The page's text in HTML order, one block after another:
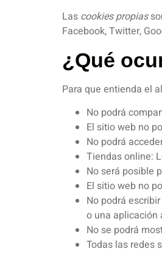
Las cookies propias
Facebook, Twitter,
¿Qué
Para que entienda el
No podrá
El sitio web no
No podrá
Tiendas online:
No será posible
El sitio web no
No podrá
o una aplicación
No se podrá
Todas las redes